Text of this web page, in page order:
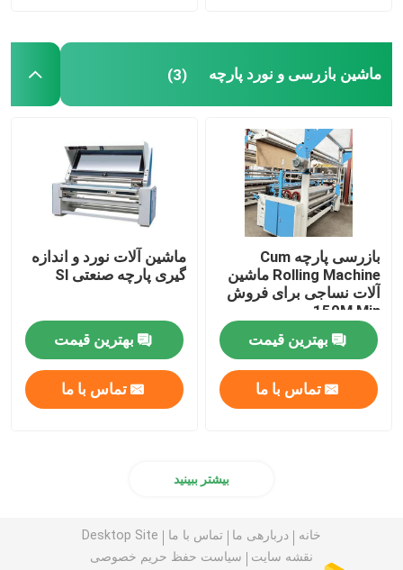
ماشین بازرسی و نورد پارچه (3)
بازرسی پارچه Cum
Rolling Machine ماشین
آلات نساجی برای فروش
150M Min
بهترین قیمت
تماس با ما
ماشین آلات نورد و اندازه
گیری پارچه صنعتی Sl
بهترین قیمت
تماس با ما
بیشتر ببینید
خانه دربارهی ما تماس با ما
Desktop Site
نقشه سایت
سیاست حفظ حریم خصوصی